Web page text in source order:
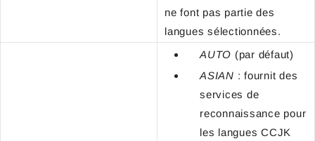
ne font pas partie des
langues sélectionnées.
AUTO (par défaut)
ASIAN : fournit des
services de
reconnaissance pour
les langues CCJK